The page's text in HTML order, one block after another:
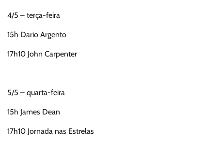
4/5 – terça-feira
15h Dario Argento
17h10 John Carpenter
5/5 – quarta-feira
15h James Dean
17h10 Jornada nas Estrelas